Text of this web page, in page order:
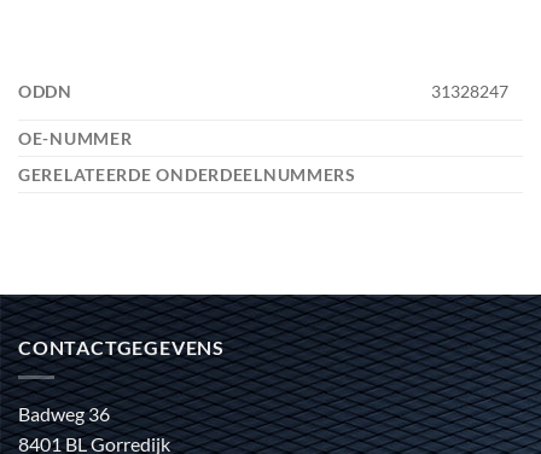
ODDN 31328247
OE-NUMMER
GERELATEERDE ONDERDEELNUMMERS
CONTACTGEGEVENS
Badweg 36
8401 BL Gorredijk